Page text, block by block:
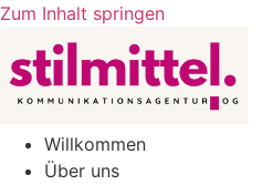
Zum Inhalt springen
Willkommen
Über uns